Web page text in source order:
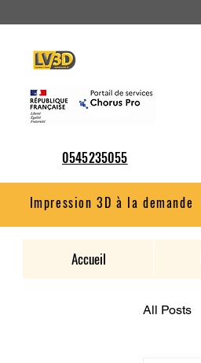
0545235055
Impression 3D à la demande
Accueil
All Posts